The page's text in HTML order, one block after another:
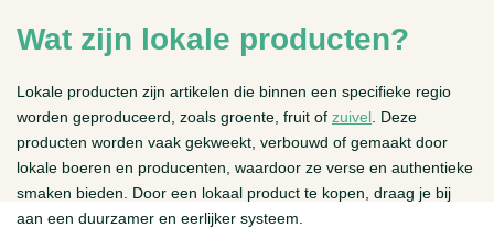
Wat zijn lokale producten?
Lokale producten zijn artikelen die binnen een specifieke regio
worden geproduceerd, zoals groente, fruit of zuivel . Deze
producten worden vaak gekweekt, verbouwd of gemaakt door
lokale boeren en producenten, waardoor ze verse en authentieke
smaken bieden. Door een lokaal product te kopen, draag je bij
aan een duurzamer en eerlijker systeem.